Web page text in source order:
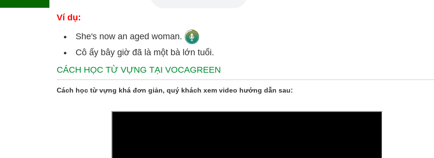
Ví dụ:
She's now an aged woman.
Cô ấy bây giờ đã là một bà lớn tuổi.
CÁCH HỌC TỪ VỰNG TẠI VOCAGREEN
Cách học từ vựng khá đơn giản, quý khách xem video hướng dẫn sau: